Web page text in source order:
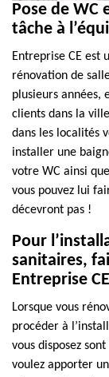
Pose de WC
tâche à
Entreprise CE est
rénovation de
plusieurs années,
clients dans la
dans les localités
installer une
votre WC ainsi
vous pouvez lui
décevront pas !
Pour
sanitaires,
Entreprise CE
Lorsque vous
procéder à
vous disposez
voulez apporter